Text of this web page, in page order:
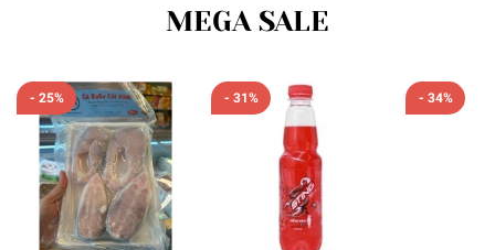
MEGA SALE
- 25% - 31% - 34%